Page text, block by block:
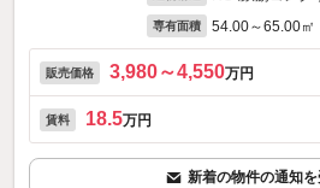
専有面積 54.00～65.00㎡
販売価格 3,980～4,550万円
賃料 18.5万円
新着の物件の通知